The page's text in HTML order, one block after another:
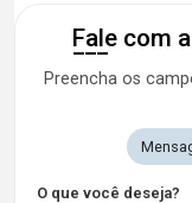
Fale com
Preencha os
O que você deseja?